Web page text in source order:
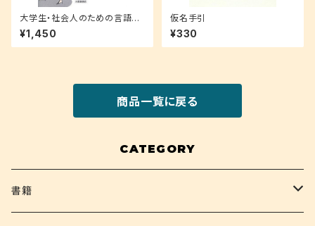
大学生・社会人のための言語技
術トレーニング
¥1,450
仮名手引
¥330
商品一覧に戻る
CATEGORY
書籍